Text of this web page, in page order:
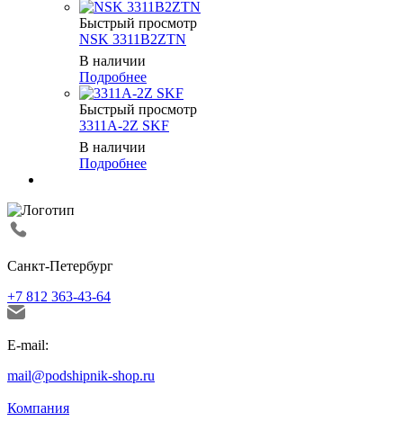
Быстрый просмотр
NSK 3311B2ZTN
В наличии
Подробнее
Быстрый просмотр
3311A-2Z SKF
В наличии
Подробнее
Санкт-Петербург
+7 812 363-43-64
E-mail:
mail@podshipnik-shop.ru
Компания